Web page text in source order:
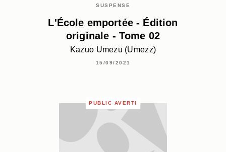
SUSPENSE
L'École emportée - Édition
originale - Tome 02
Kazuo Umezu (Umezz)
15/09/2021
PUBLIC AVERTI